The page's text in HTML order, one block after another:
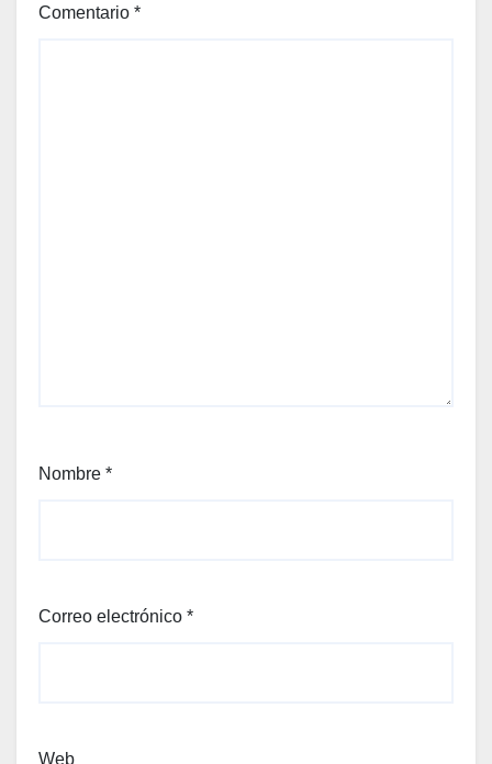
Comentario *
Nombre *
Correo electrónico *
Web